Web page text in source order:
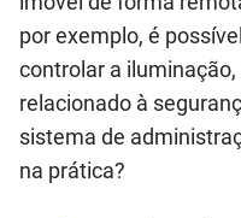
por exemplo, é
controlar a
relacionado à
sistema de
na prática?